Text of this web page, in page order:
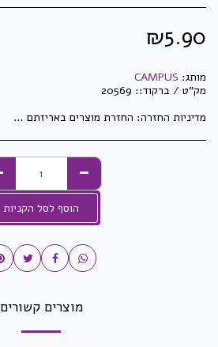
₪5.90
מותג: CAMPUS
מק"ט / ברקוד:: 20569
מדיניות החזרה: החזרת מוצרים באריזתם המקורית בלבד וזאת בלבד שלא נעשה בהם שימוש! לא ניתן להחזיר מוצרי חשמל לאחר פתיחתם ו/או הפעלתם. לא ניתן להחזיר מדפסות, מגרסות ושאר מיכון לאחר פתיחת האריזה. לא ניתן להחזיר ראשי דיו וטונרים לאחר פתיחתם ו/או שימוש. לא ניתן להחזיר מוצרים שנעשו/יוצרו בהזמנה מיוחדת ואושרו ע&quot;י הלקוח. לא ניתן להחזיר מוצרים שהוזמנו במיוחד עבור הלקוח. לא ניתן להחזיר דברי דפוס וחותמות שעברו הגהה ואושרו ע&quot;י הלקוח. התמונות באתר הינן להמחשה בלבד - ייתכנו שינויים באריזה ובנראות המוצר. ט.ל.ח
הוסף לסל הקניות
מוצרים קשורים